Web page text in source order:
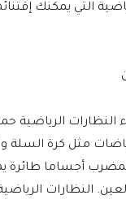
التي يمكنك
النظارات الرياضية
مثل كرة السلة
أجساما طائرة
النظارات